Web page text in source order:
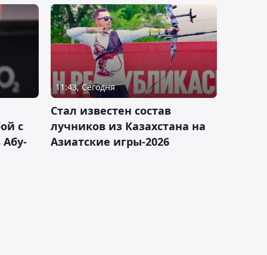
с
Абу-
11:43, Сегодня
Стал известен состав
лучников из Казахстана на
Азиатские игры-2026